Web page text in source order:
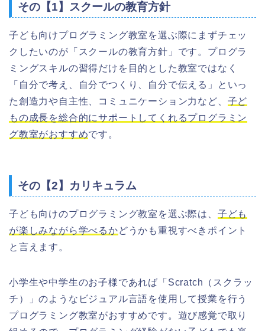
その【1】スクールの教育方針
子ども向けプログラミング教室を選ぶ際にまずチェッ
クしたいのが「スクールの教育方針」です。プログラ
ミングスキルの習得だけを目的とした教室ではなく
「自分で考え、自分でつくり、自分で伝える」といっ
た創造力や自主性、コミュニケーション力など、 子ど
もの成長を総合的にサポートしてくれるプログラミン
グ教室がおすすめです。
その【2】カリキュラム
子ども向けのプログラミング教室を選ぶ際は、 子ども
が楽しみながら学べるかどうかも重視すべきポイント
と言えます。
小学生や中学生のお子様であれば「Scratch（スクラッ
チ）」のような ビジュアル言語を使用して授業を行う
プログラミング教室がおすすめです。遊び感覚で取り